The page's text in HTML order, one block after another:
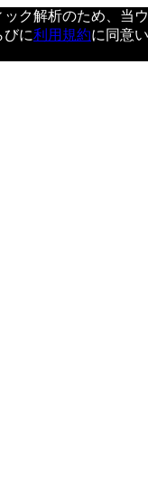
ク解析のため、当
びに利用規約に同意